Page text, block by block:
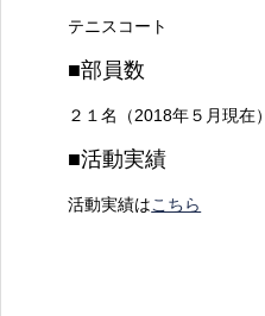
テニスコート
■部員数
２１名（2018年５月現在）
■活動実績
活動実績はこちら